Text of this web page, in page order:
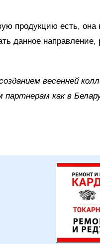
продукцию есть, она
данное
весенней
как в